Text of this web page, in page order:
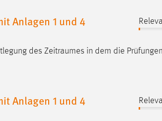
Anlagen 1 und 4
des Zeitraumes in dem die Prüfungen
Anlagen 1 und 4